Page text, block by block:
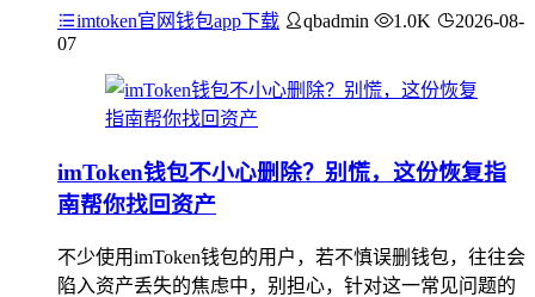
imtoken官网钱包app下载 qbadmin 1.0K
2026-08-
07
imToken钱包不小心删除？别慌，这份恢复指
南帮你找回资产
不少使用imToken钱包的用户，若不慎误删钱包，往往会
陷入资产丢失的焦虑中，别担心，针对这一常见问题的